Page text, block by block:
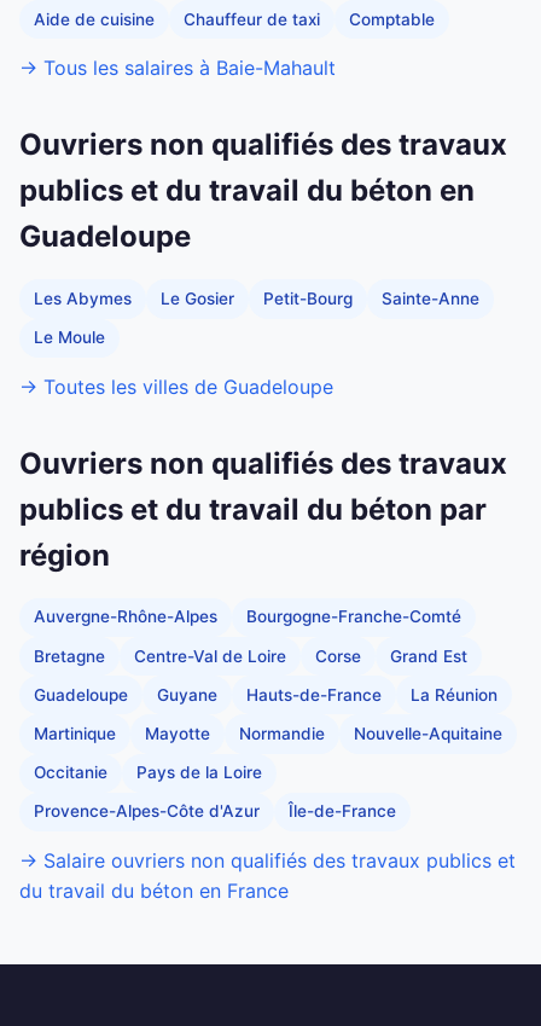
Aide de cuisine Chauffeur de taxi Comptable
→ Tous les salaires à Baie-Mahault
Ouvriers non qualifiés des travaux
publics et du travail du béton en
Guadeloupe
Les Abymes Le Gosier Petit-Bourg Sainte-Anne
Le Moule
→ Toutes les villes de Guadeloupe
Ouvriers non qualifiés des travaux
publics et du travail du béton par
région
Auvergne-Rhône-Alpes Bourgogne-Franche-Comté
Bretagne Centre-Val de Loire Corse Grand Est
Guadeloupe Guyane Hauts-de-France La Réunion
Martinique Mayotte Normandie Nouvelle-Aquitaine
Occitanie Pays de la Loire
Provence-Alpes-Côte d'Azur Île-de-France
→ Salaire ouvriers non qualifiés des travaux publics et
du travail du béton en France